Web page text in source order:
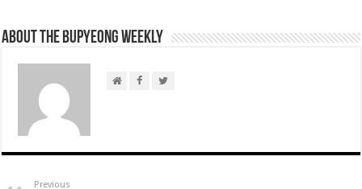
About THE BUPYEONG WEEKLY
Previous